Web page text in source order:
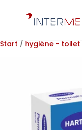
Start / hygiëne - toilet